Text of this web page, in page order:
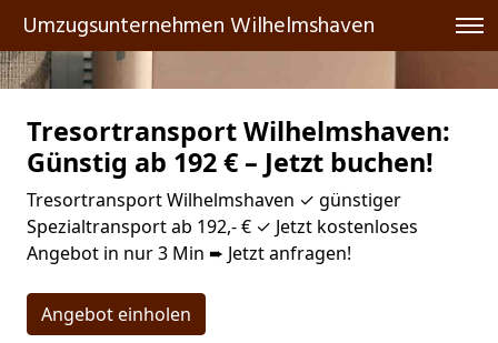
Umzugsunternehmen Wilhelmshaven
Tresortransport Wilhelmshaven:
Günstig ab 192 € – Jetzt buchen!
Tresortransport Wilhelmshaven ✓ günstiger
Spezialtransport ab 192,- € ✓ Jetzt kostenloses
Angebot in nur 3 Min ➨ Jetzt anfragen!
Angebot einholen